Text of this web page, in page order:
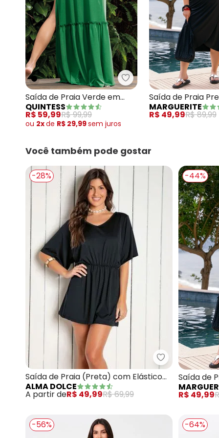
Quintess - Saída de
Saída de Praia Verde em
Malha de Poliéster
QUINTESS
R$ 59,99R$ 99,99
ou 2xde R$ 29,99sem juros
Saída de Praia
Poliflex
MARGUERITE
R$ 49,99R$ 89,99
Você também pode gostar
-28%
Alma Dolce -
Saída de Praia (Preta) com Elástico
na Cintura
ALMA DOLCE
A partir deR$ 49,99R$ 69,99
-44%
Saída de
R$ 49,99
-56% -64%